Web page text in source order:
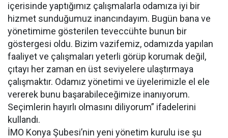
içerisinde yaptığımız çalışmalarla odamıza iyi bir
hizmet sunduğumuz inancındayım. Bugün bana ve
yönetimime gösterilen teveccühte bunun bir
göstergesi oldu. Bizim vazifemiz, odamızda yapılan
faaliyet ve çalışmaları yeterli görüp korumak değil,
çıtayı her zaman en üst seviyelere ulaştırmaya
çalışmaktır. Odamız yönetimi ve üyelerimizle el ele
vererek bunu başarabileceğimize inanıyorum.
Seçimlerin hayırlı olmasını diliyorum” ifadelerini
kullandı.
İMO Konya Şubesi’nin yeni yönetim kurulu ise şu